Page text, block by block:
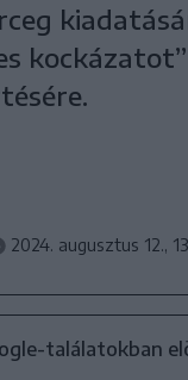
2024. augusztus 12.,
találatokban